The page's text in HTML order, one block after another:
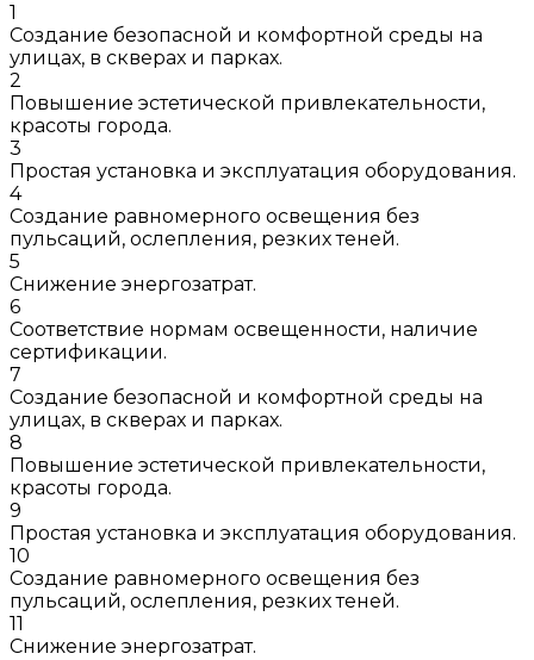
1
Создание безопасной и комфортной среды на
улицах, в скверах и парках.
2
Повышение эстетической привлекательности,
красоты города.
3
Простая установка и эксплуатация оборудования.
4
Создание равномерного освещения без
пульсаций, ослепления, резких теней.
5
Снижение энергозатрат.
6
Соответствие нормам освещенности, наличие
сертификации.
7
Создание безопасной и комфортной среды на
улицах, в скверах и парках.
8
Повышение эстетической привлекательности,
красоты города.
9
Простая установка и эксплуатация оборудования.
10
Создание равномерного освещения без
пульсаций, ослепления, резких теней.
11
Снижение энергозатрат.